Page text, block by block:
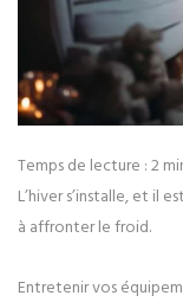
Temps de lecture : 2
L’hiver s’installe, et il
à affronter le froid.
Entretenir vos